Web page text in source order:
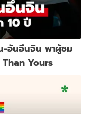
-อันอึนจิน พาผู้ชม
Than Yours